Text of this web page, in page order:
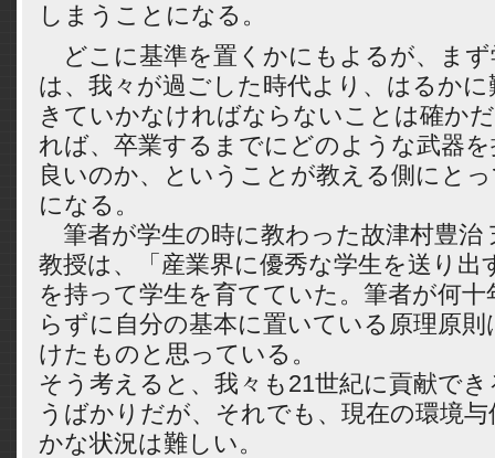
しまうことになる。
どこに基準を置くかにもよるが、まず
は、我々が過ごした時代より、はるか
きていかなければならないことは確か
れば、卒業するまでにどのような武器
良いのか、ということが教える側にと
になる。
筆者が学生の時に教わった故津村豊治
教授は、「産業界に優秀な学生を送り出
を持って学生を育てていた。筆者が何
らずに自分の基本に置いている原理原
けたものと思っている。
そう考えると、我々も21世紀に貢献で
うばかりだが、それでも、現在の環境
かな状況は難しい。